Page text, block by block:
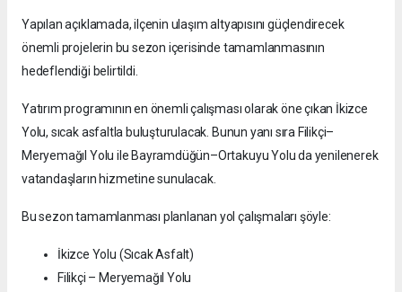
Yapılan açıklamada, ilçenin ulaşım altyapısını güçlendirecek
önemli projelerin bu sezon içerisinde tamamlanmasının
hedeflendiği belirtildi.
Yatırım programının en önemli çalışması olarak öne çıkan İkizce
Yolu, sıcak asfaltla buluşturulacak. Bunun yanı sıra Filikçi–
Meryemağıl Yolu ile Bayramdüğün–Ortakuyu Yolu da yenilenerek
vatandaşların hizmetine sunulacak.
Bu sezon tamamlanması planlanan yol çalışmaları şöyle:
İkizce Yolu (Sıcak Asfalt)
Filikçi – Meryemağıl Yolu